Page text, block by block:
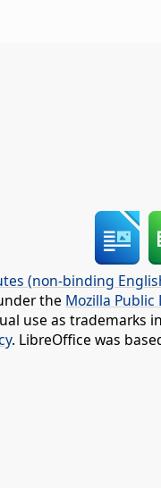
(non-binding
the Mozilla Public
use as trademarks
. LibreOffice was